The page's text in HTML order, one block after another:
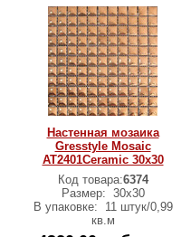
Настенная мозаика
Gresstyle Mosaic
АТ2401Ceramic 30х30
Код товара:6374
Размер: 30х30
В упаковке:
11 штук/0,99
кв.м